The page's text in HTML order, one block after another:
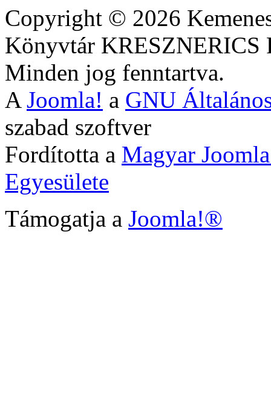
Copyright © 2026
Könyvtár
Minden jog fenntartva.
A Joomla! a GNU
szabad szoftver
Fordította a Magyar
Egyesülete
Támogatja a Joomla!®